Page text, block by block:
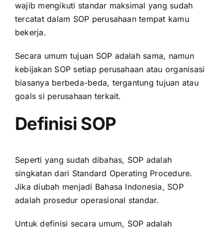
wajib mengikuti standar maksimal yang sudah
tercatat dalam SOP perusahaan tempat kamu
bekerja.
Secara umum tujuan SOP adalah sama, namun
kebijakan SOP setiap perusahaan atau organisasi
biasanya berbeda-beda, tergantung tujuan atau
goals si perusahaan terkait.
Definisi SOP
Seperti yang sudah dibahas, SOP adalah
singkatan dari Standard Operating Procedure.
Jika diubah menjadi Bahasa Indonesia, SOP
adalah prosedur operasional standar.
Untuk definisi secara umum, SOP adalah